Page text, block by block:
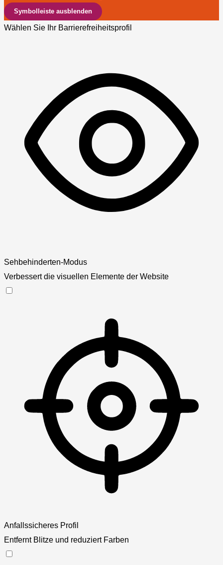
Symbolleiste ausblenden
Wählen Sie Ihr Barrierefreiheitsprofil
Sehbehinderten-Modus
Verbessert die visuellen Elemente der Website
Anfallssicheres Profil
Entfernt Blitze und reduziert Farben